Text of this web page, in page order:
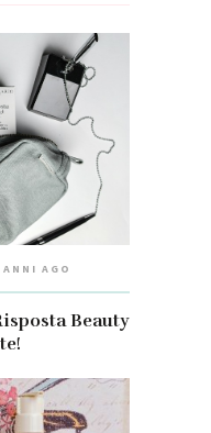
ANNI AGO
Beauty